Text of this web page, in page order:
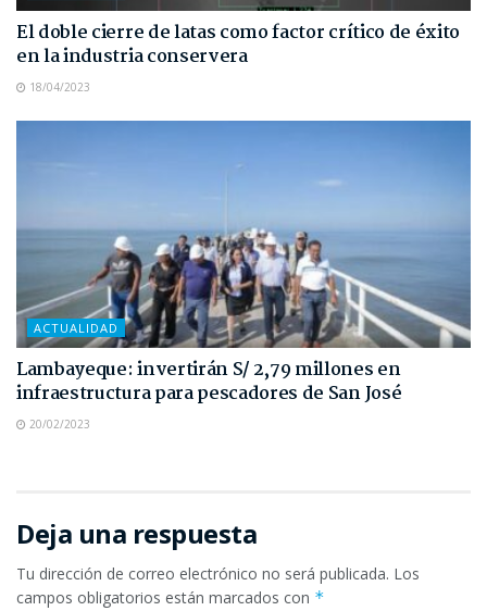
El doble cierre de latas como factor crítico de éxito
en la industria conservera
18/04/2023
ACTUALIDAD
Lambayeque: invertirán S/ 2,79 millones en
infraestructura para pescadores de San José
20/02/2023
Deja una respuesta
Tu dirección de correo electrónico no será publicada. Los
campos obligatorios están marcados con *